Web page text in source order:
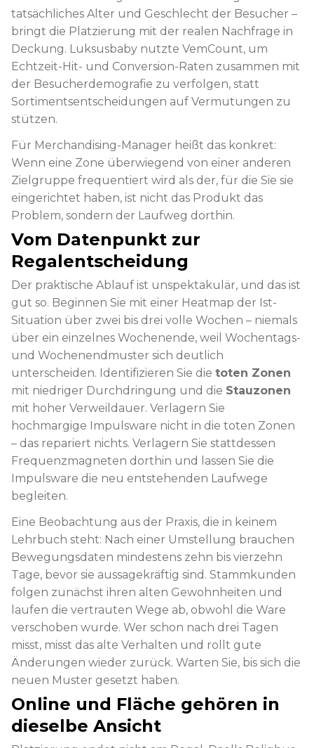
tatsächliches Alter und Geschlecht der Besucher –
bringt die Platzierung mit der realen Nachfrage in
Deckung. Luksusbaby nutzte VemCount, um
Echtzeit-Hit- und Conversion-Raten zusammen mit
der Besucherdemografie zu verfolgen, statt
Sortimentsentscheidungen auf Vermutungen zu
stützen.
Für Merchandising-Manager heißt das konkret:
Wenn eine Zone überwiegend von einer anderen
Zielgruppe frequentiert wird als der, für die Sie sie
eingerichtet haben, ist nicht das Produkt das
Problem, sondern der Laufweg dorthin.
Vom Datenpunkt zur
Regalentscheidung
Der praktische Ablauf ist unspektakulär, und das ist
gut so. Beginnen Sie mit einer Heatmap der Ist-
Situation über zwei bis drei volle Wochen – niemals
über ein einzelnes Wochenende, weil Wochentags-
und Wochenendmuster sich deutlich
unterscheiden. Identifizieren Sie die toten Zonen
mit niedriger Durchdringung und die Stauzonen
mit hoher Verweildauer. Verlagern Sie
hochmargige Impulsware nicht in die toten Zonen
– das repariert nichts. Verlagern Sie stattdessen
Frequenzmagneten dorthin und lassen Sie die
Impulsware die neu entstehenden Laufwege
begleiten.
Eine Beobachtung aus der Praxis, die in keinem
Lehrbuch steht: Nach einer Umstellung brauchen
Bewegungsdaten mindestens zehn bis vierzehn
Tage, bevor sie aussagekräftig sind. Stammkunden
folgen zunächst ihren alten Gewohnheiten und
laufen die vertrauten Wege ab, obwohl die Ware
verschoben wurde. Wer schon nach drei Tagen
misst, misst das alte Verhalten und rollt gute
Änderungen wieder zurück. Warten Sie, bis sich die
neuen Muster gesetzt haben.
Online und Fläche gehören in
dieselbe Ansicht